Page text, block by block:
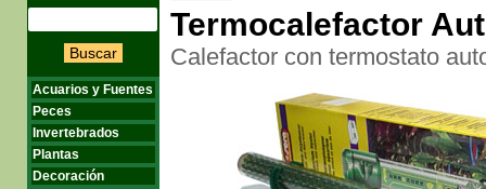
Buscar
Acuarios y Fuentes
Peces
Invertebrados
Plantas
Decoración
Termocalefactor
Calefactor con termostato